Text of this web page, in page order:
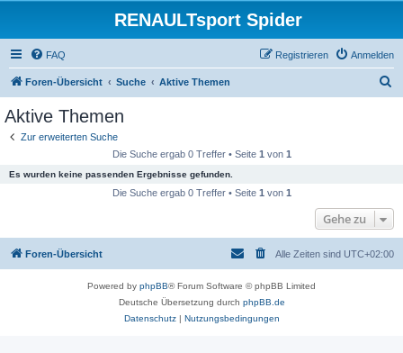
RENAULTsport Spider
FAQ Anmelden
Registrieren
Foren-Übersicht Suche Aktive Themen
Aktive Themen
Zur erweiterten Suche
Die Suche ergab 0 Treffer • Seite 1 von 1
Es wurden keine passenden Ergebnisse gefunden.
Die Suche ergab 0 Treffer • Seite 1 von 1
Gehe zu
Foren-Übersicht Alle Zeiten sind UTC+02:00
Powered by phpBB® Forum Software © phpBB Limited
Deutsche Übersetzung durch phpBB.de
Datenschutz| Nutzungsbedingungen